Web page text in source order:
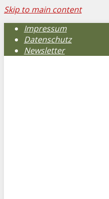
Skip to main content
Impressum
Datenschutz
Newsletter